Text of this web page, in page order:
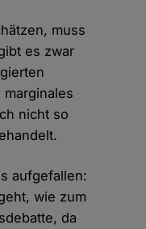
muss
es zwar
nicht so
aufgefallen:
wie zum
da